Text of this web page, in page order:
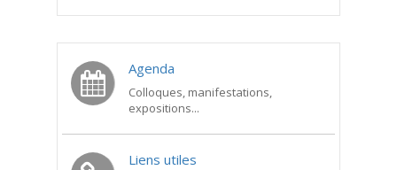
Agenda
Colloques, manifestations,
expositions...
Liens utiles